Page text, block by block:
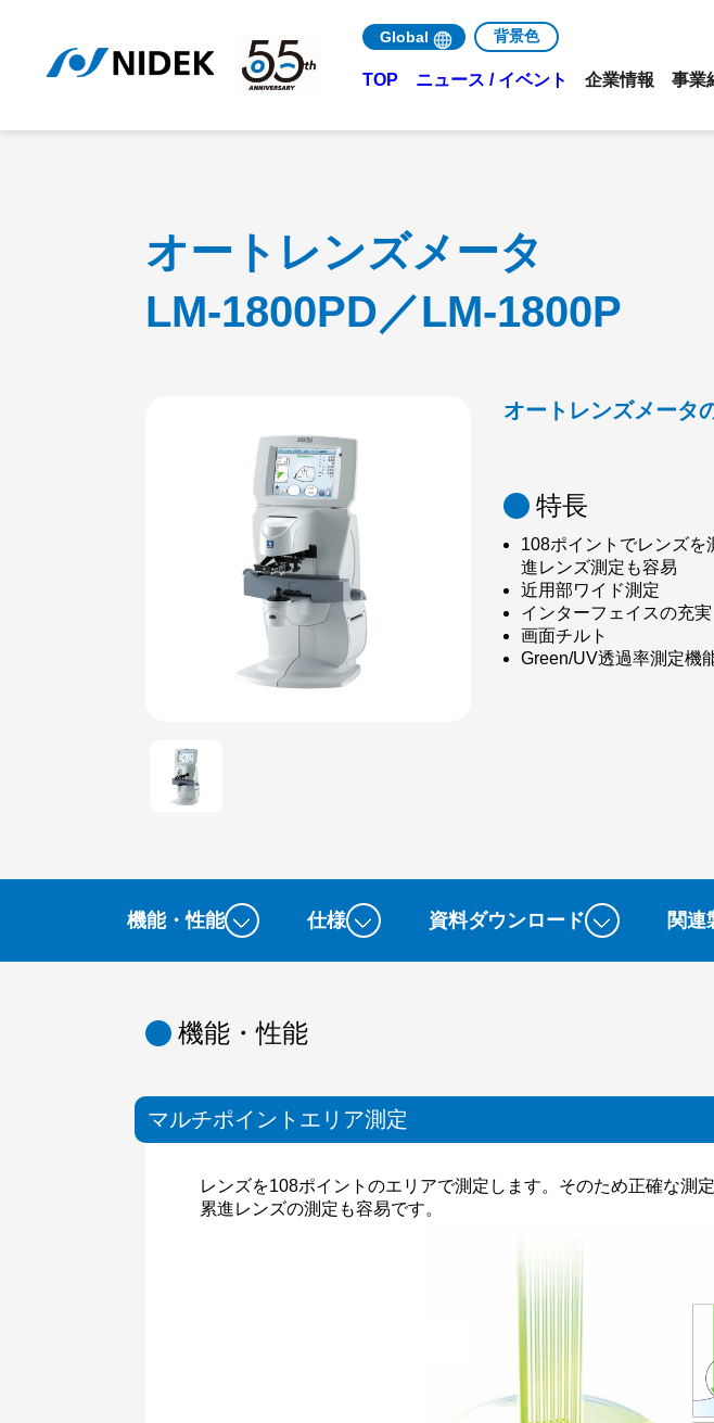
Global 背景色
TOP ニュース / イベント 企業情報 事業
オートレンズメータ
LM-1800PD／LM-1800P
オートレンズメータ
特長
108ポイントでレンズを
進レンズ測定も容易
近用部ワイド測定
インターフェイスの充実
画面チルト
Green/UV透過率測定機
機能・性能 仕様 資料ダウンロード 関連
機能・性能
マルチポイントエリア測定
レンズを108ポイントのエリアで測定します。そのため正確な測
累進レンズの測定も容易です。